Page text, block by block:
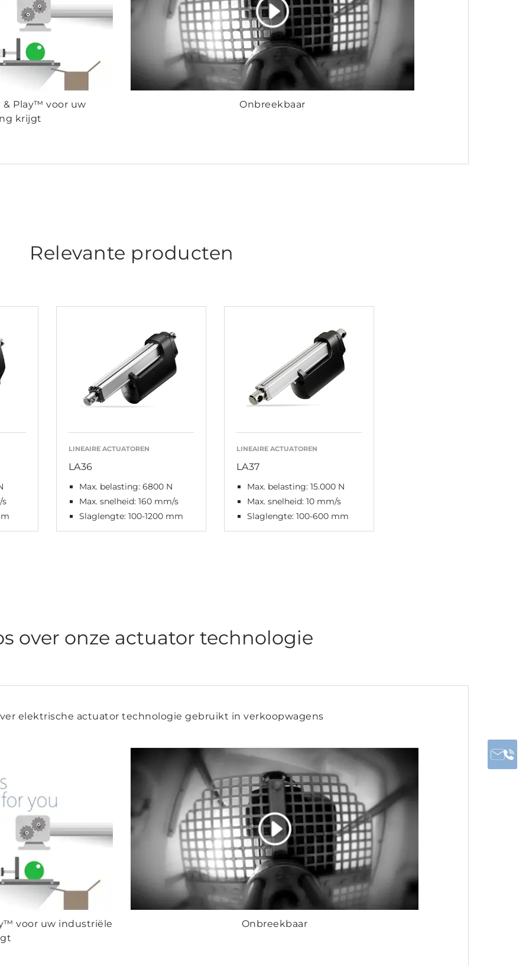
& Play™ voor uw
krijgt
Onbreekbaar
Relevante producten
s
LINEAIRE ACTUATOREN
LA36
Max. belasting: 6800 N
Max. snelheid: 160 mm/s
Slaglengte: 100-1200 mm
LINEAIRE ACTUATOREN
LA37
Max. belasting: 15.000 N
Max. snelheid: 10 mm/s
Slaglengte: 100-600 mm
over onze actuator technologie
elektrische actuator technologie gebruikt in verkoopwagens
voor uw industriële
Onbreekbaar